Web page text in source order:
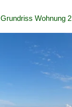
Grundriss Wohnung 2